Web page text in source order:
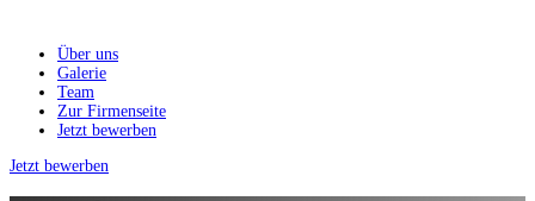
Über uns
Galerie
Team
Zur Firmenseite
Jetzt bewerben
Jetzt bewerben